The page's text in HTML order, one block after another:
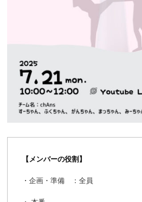
【メンバーの役割】
・企画・準備 ：全員